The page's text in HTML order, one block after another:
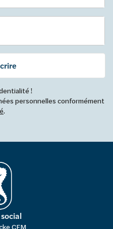
!
personnelles conformément
.
CFM